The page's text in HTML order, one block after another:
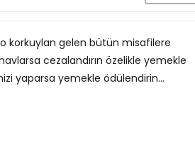
korkuylan gelen bütün misafilere
cezalandırın özelikle yemekle
yaparsa yemekle ödülendirin...